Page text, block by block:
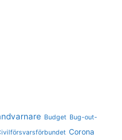
Budget Bug-out-
Corona